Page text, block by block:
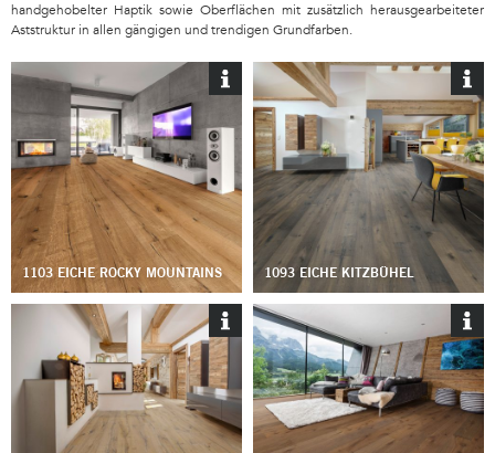
handgehobelter Haptik sowie Oberflächen mit zusätzlich herausgearbeiteter
Aststruktur in allen gängigen und trendigen Grundfarben.
1103 EICHE ROCKY MOUNTAINS 1093 EICHE KITZBÜHEL